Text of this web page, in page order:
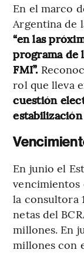
En el marco
Argentina de
“en las
programa de
FMI”.
rol que lleva
cuestión
estabilización
En junio el
vencimientos
la consultora
netas del
millones. En
millones con